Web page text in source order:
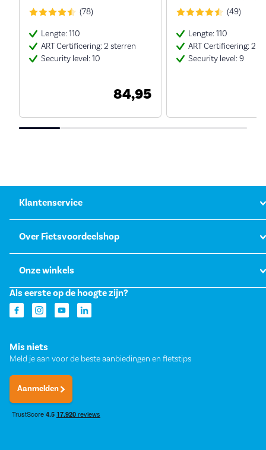
(78)
Lengte: 110
ART Certificering: 2 sterren
Security level: 10
84,95
(49)
Lengte: 110
ART Certificering: 2
Security level: 9
Klantenservice
Over Fietsvoordeelshop
Onze winkels
Als eerste op de hoogte zijn?
Mis niets
Meld je aan voor de beste aanbiedingen en fietstips
Aanmelden